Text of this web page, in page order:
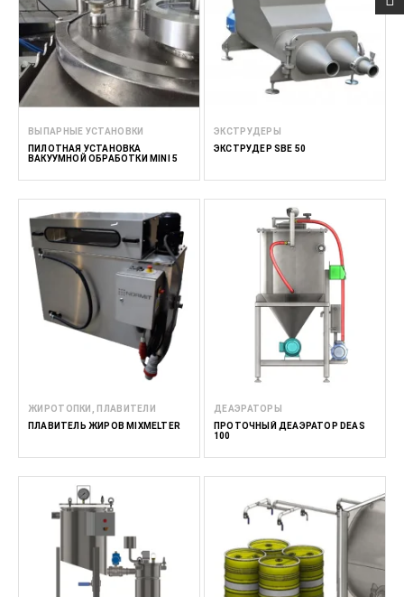
ВЫПАРНЫЕ УСТАНОВКИ
ПИЛОТНАЯ УСТАНОВКА
ВАКУУМНОЙ ОБРАБОТКИ MINI 5
ЭКСТРУДЕРЫ
ЭКСТРУДЕР SBE 50
ЖИРОТОПКИ, ПЛАВИТЕЛИ
ПЛАВИТЕЛЬ ЖИРОВ MIXMELTER
ДЕАЭРАТОРЫ
ПРОТОЧНЫЙ ДЕАЭРАТОР DEAS
100